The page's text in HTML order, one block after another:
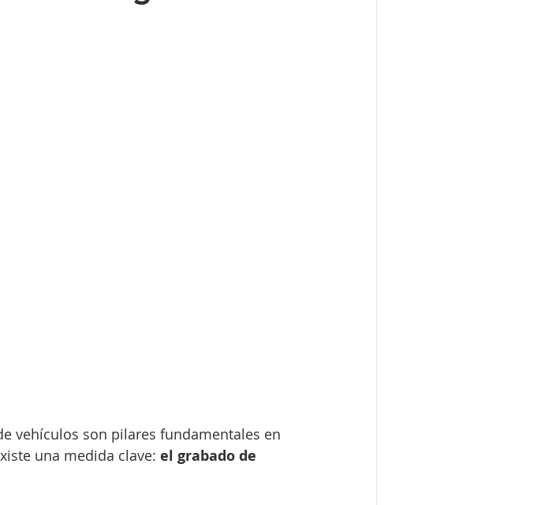
vehículos son pilares fundamentales en
una medida clave: el grabado de